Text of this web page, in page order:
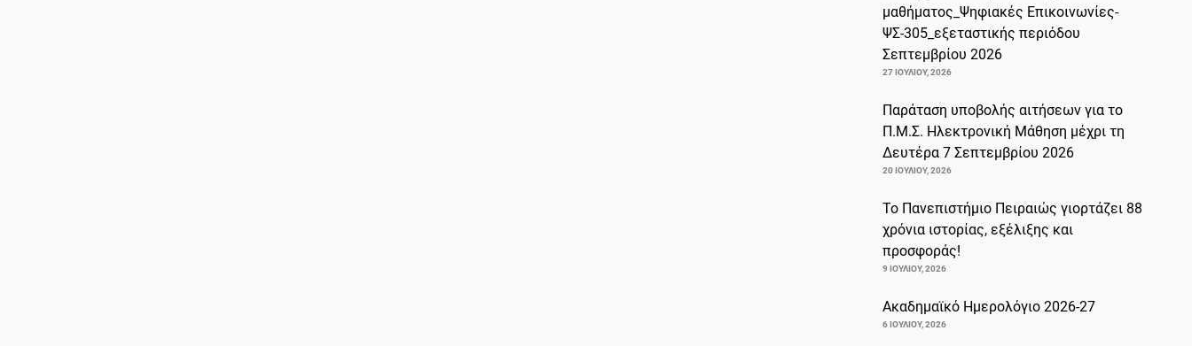
μαθήματος_Ψηφιακές Επικοινωνίες-
ΨΣ-305_εξεταστικής περιόδου
Σεπτεμβρίου 2026
27 ΙΟΥΛΊΟΥ, 2026
Παράταση υποβολής αιτήσεων για το
Π.Μ.Σ. Ηλεκτρονική Μάθηση μέχρι τη
Δευτέρα 7 Σεπτεμβρίου 2026
20 ΙΟΥΛΊΟΥ, 2026
Το Πανεπιστήμιο Πειραιώς γιορτάζει 88
χρόνια ιστορίας, εξέλιξης και
προσφοράς!
9 ΙΟΥΛΊΟΥ, 2026
Ακαδημαϊκό Ημερολόγιο 2026-27
6 ΙΟΥΛΊΟΥ, 2026